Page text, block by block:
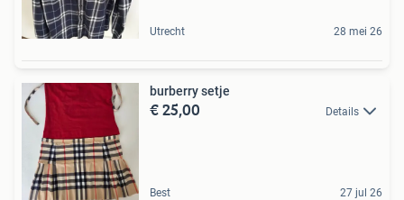
Utrecht 28 mei 26
burberry setje
€ 25,00 Details
Best 27 jul 26